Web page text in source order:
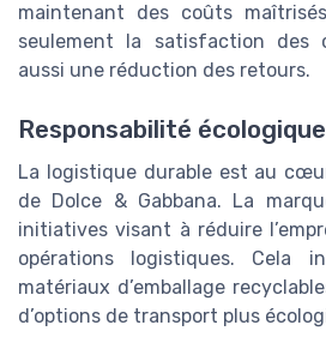
maintenant des coûts
seulement la satisfaction des
aussi une réduction des retours.
Responsabilité écologique
La logistique durable est au
de Dolce & Gabbana. La
initiatives visant à réduire
opérations logistiques. Cela
matériaux d’emballage
d’options de transport plus